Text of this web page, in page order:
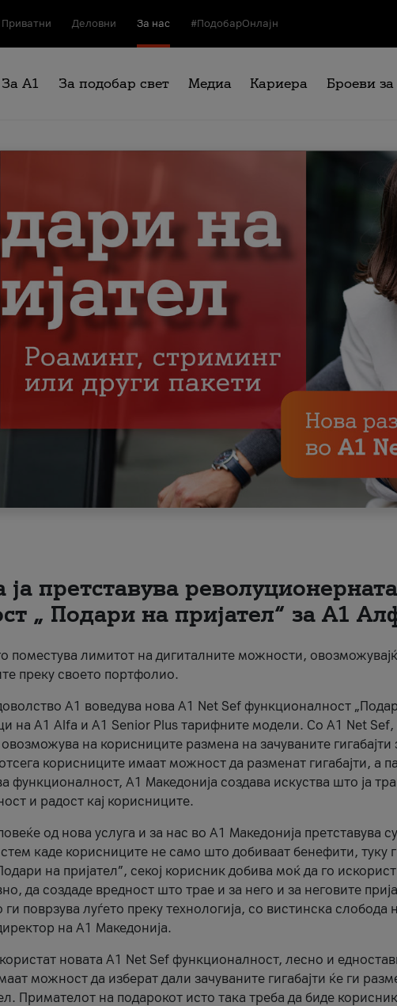
Приватни Деловни За нас #ПодобарОнлајн
За А1 За подобар свет Медиа Кариера Броеви
претставува револуционерната
„ Подари на пријател“ за А1
поместува лимитот на дигиталните можности,
преку своето портфолио.
А1 воведува нова A1 Net Sef функционалност
на А1 Alfa и A1 Senior Plus тарифните модели. Со A1 Net Sef,
на корисниците размена на зачуваните гигабајти
корисниците имаат можност да разменат гигабајти, а
функционалност, А1 Македонија создава искуства што ја
и радост кај корисниците.
од нова услуга и за нас во А1 Македонија претставува
каде корисниците не само што добиваат бенефити, туку
на пријател”, секој корисник добива моќ да го
да создаде вредност што трае и за него и за неговите
поврзува луѓето преку технологија, со вистинска слобода
на А1 Македонија.
новата А1 Net Sef функционалност, лесно и
можност да изберат дали зачуваните гигабајти ќе ги
Примателот на подарокот исто така треба да биде